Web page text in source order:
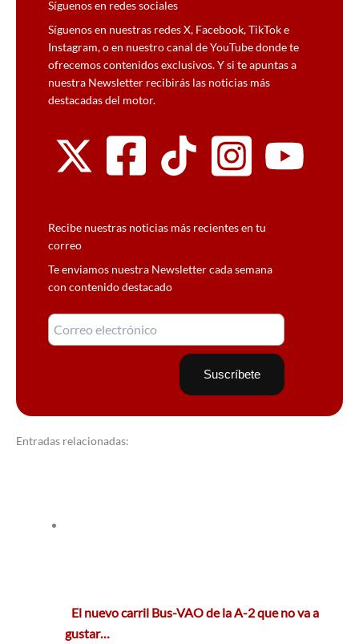
Síguenos en redes sociales
Síguenos en nuestras redes X, Facebook, TikTok e
Instagram, o en nuestro canal de YouTube donde te
ofrecemos contenidos exclusivos. Y si te apuntas a
nuestra Newsletter recibirás las noticias más
destacadas del motor.
Recibe nuestras noticias más recientes en tu
correo
Te enviamos nuestra Newsletter cada semana
con contenido destacado
Entradas relacionadas:
El nuevo carril Bus-VAO de la A-2 que no va a
gustar…